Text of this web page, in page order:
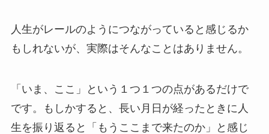
人生がレールのようにつながっていると感じるか
もしれないが、実際はそんなことはありません。
「いま、ここ」という１つ１つの点があるだけで
です。もしかすると、長い月日が経ったときに人
生を振り返ると「もうここまで来たのか」と感じ